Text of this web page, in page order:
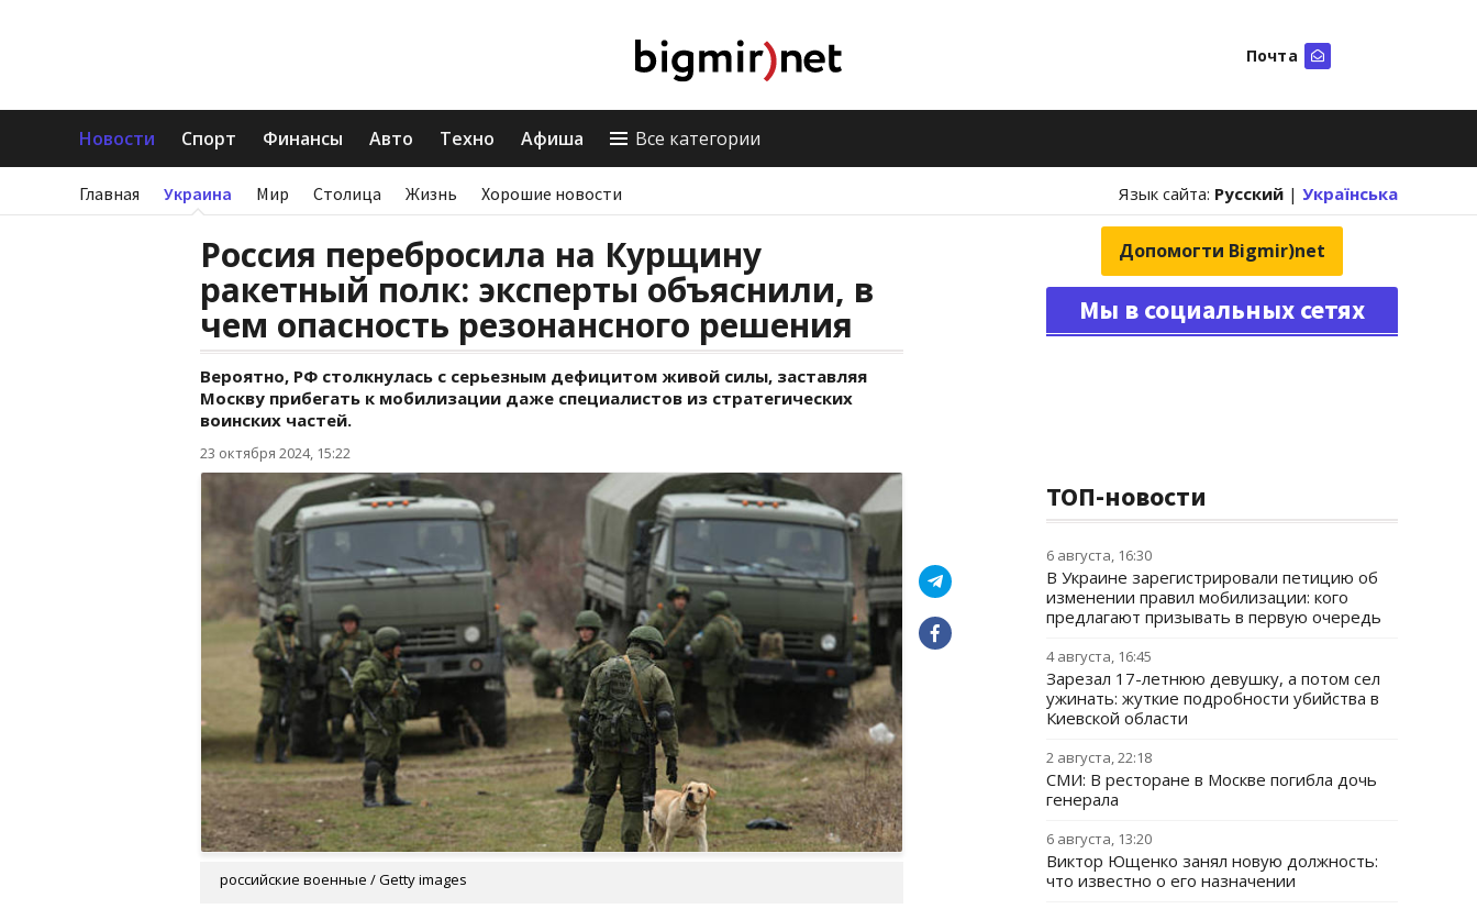
Почта
Новости Спорт Финансы Авто Техно Афиша Все категории
Главная Украина Мир Столица Жизнь Хорошие новости Язык сайта: Русский | Українська
Россия перебросила на Курщину
ракетный полк: эксперты объяснили, в
чем опасность резонансного решения
Вероятно, РФ столкнулась с серьезным дефицитом живой силы, заставляя
Москву прибегать к мобилизации даже специалистов из стратегических
воинских частей.
23 октября 2024, 15:22
российские военные / Getty images
Допомогти Bigmir)net
Мы в социальных сетях
ТОП-новости
6 августа, 16:30
В Украине зарегистрировали петицию об
изменении правил мобилизации: кого
предлагают призывать в первую очередь
4 августа, 16:45
Зарезал 17-летнюю девушку, а потом сел
ужинать: жуткие подробности убийства в
Киевской области
2 августа, 22:18
СМИ: В ресторане в Москве погибла дочь
генерала
6 августа, 13:20
Виктор Ющенко занял новую должность:
что известно о его назначении